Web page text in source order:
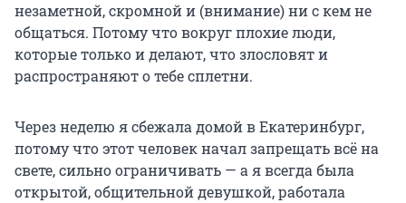
незаметной, скромной и (внимание) ни с кем не
общаться. Потому что вокруг плохие люди,
которые только и делают, что злословят и
распространяют о тебе сплетни.
Через неделю я сбежала домой в Екатеринбург,
потому что этот человек начал запрещать всё на
свете, сильно ограничивать — а я всегда была
открытой, общительной девушкой, работала